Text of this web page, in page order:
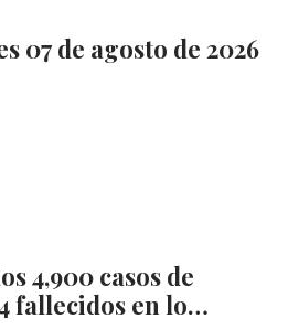
07 de agosto de 2026
4,900 casos de
fallecidos en lo…